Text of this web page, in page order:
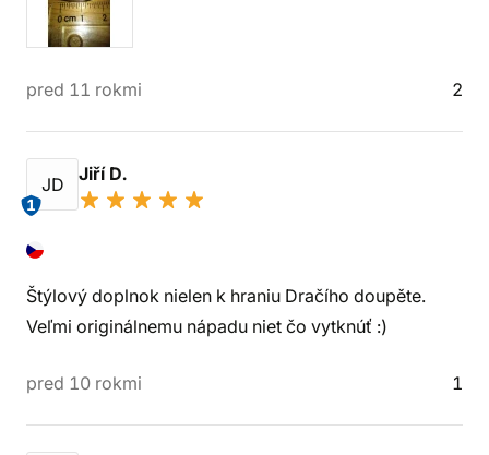
pred 11 rokmi 2
JD
1
Jiří D.
Štýlový doplnok nielen k hraniu Dračího doupěte.
Veľmi originálnemu nápadu niet čo vytknúť :)
pred 10 rokmi 1